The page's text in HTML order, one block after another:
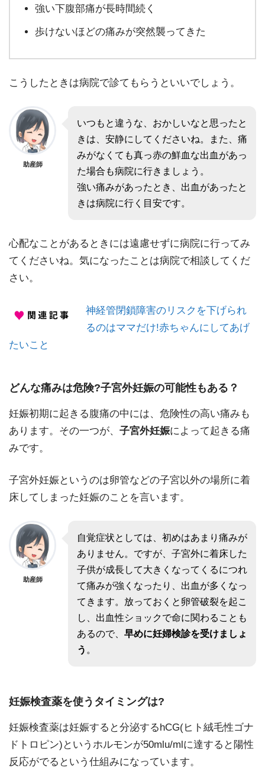
強い下腹部痛が長時間続く
歩けないほどの痛みが突然襲ってきた
こうしたときは病院で診てもらうといいでしょう。
助産師
いつもと違うな、おかしいなと思ったと
きは、安静にしてくださいね。また、痛
みがなくても真っ赤の鮮血な出血があっ
た場合も病院に行きましょう。
強い痛みがあったとき、出血があったと
きは病院に行く目安です。
心配なことがあるときには遠慮せずに病院に行ってみ
てくださいね。気になったことは病院で相談してくだ
さい。
神経管閉鎖障害のリスクを下げられ
るのはママだけ!赤ちゃんにしてあげ
たいこと
どんな痛みは危険?子宮外妊娠の可能性もある？
妊娠初期に起きる腹痛の中には、危険性の高い痛みも
あります。その一つが、 子宮外妊娠によって起きる痛
みです。
子宮外妊娠というのは卵管などの子宮以外の場所に着
床してしまった妊娠のことを言います。
助産師
自覚症状としては、初めはあまり痛みが
ありません。ですが、子宮外に着床した
子供が成長して大きくなってくるにつれ
て痛みが強くなったり、出血が多くなっ
てきます。放っておくと卵管破裂を起こ
し、出血性ショックで命に関わることも
あるので、 早めに妊婦検診を受けましょ
う 。
妊娠検査薬を使うタイミングは?
妊娠検査薬は妊娠すると分泌するhCG(ヒト絨毛性ゴナ
ドトロピン)というホルモンが50mlu/mlに達すると陽性
反応がでるという仕組みになっています。